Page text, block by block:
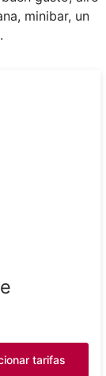
minibar, un
tarifas